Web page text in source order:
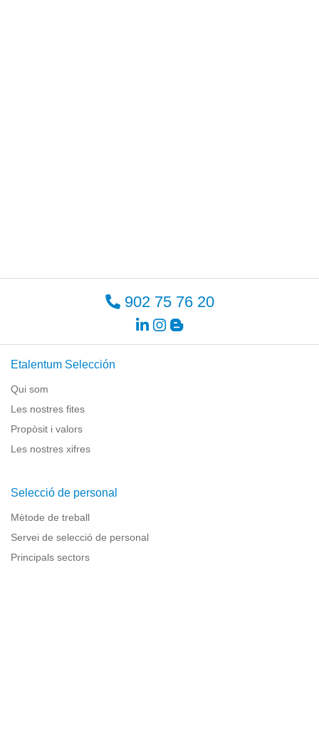
902 75 76 20
Etalentum Selección
Qui som
Les nostres fites
Propòsit i valors
Les nostres xifres
Selecció de personal
Mètode de treball
Servei de selecció de personal
Principals sectors